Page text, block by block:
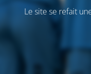
Le site se refait